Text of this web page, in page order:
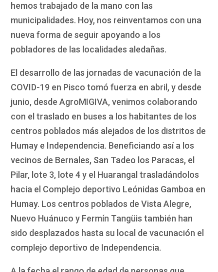
hemos trabajado de la mano con las
municipalidades. Hoy, nos reinventamos con una
nueva forma de seguir apoyando a los
pobladores de las localidades aledañas.
El desarrollo de las jornadas de vacunación de la
COVID-19 en Pisco tomó fuerza en abril, y desde
junio, desde AgroMIGIVA, venimos colaborando
con el traslado en buses a los habitantes de los
centros poblados más alejados de los distritos de
Humay e Independencia. Beneficiando así a los
vecinos de Bernales, San Tadeo los Paracas, el
Pilar, lote 3, lote 4 y el Huarangal trasladándolos
hacia el Complejo deportivo Leónidas Gamboa en
Humay. Los centros poblados de Vista Alegre,
Nuevo Huánuco y Fermín Tangüis también han
sido desplazados hasta su local de vacunación el
complejo deportivo de Independencia.